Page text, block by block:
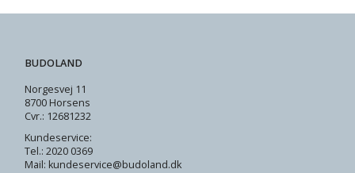
BUDOLAND
Norgesvej 11
8700 Horsens
Cvr.: 12681232
Kundeservice:
Tel.: 2020 0369
Mail: kundeservice@budoland.dk